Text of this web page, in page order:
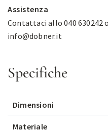
Assistenza
Contattaci allo 040 630242
info@dobner.it
Specifiche
Dimensioni
Materiale